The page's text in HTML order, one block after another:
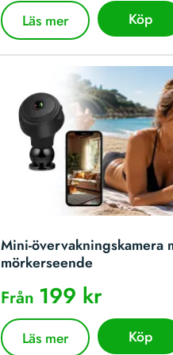
Läs mer Köp
Mini-övervakningskamera
mörkerseende
Från 199 kr
Läs mer Köp